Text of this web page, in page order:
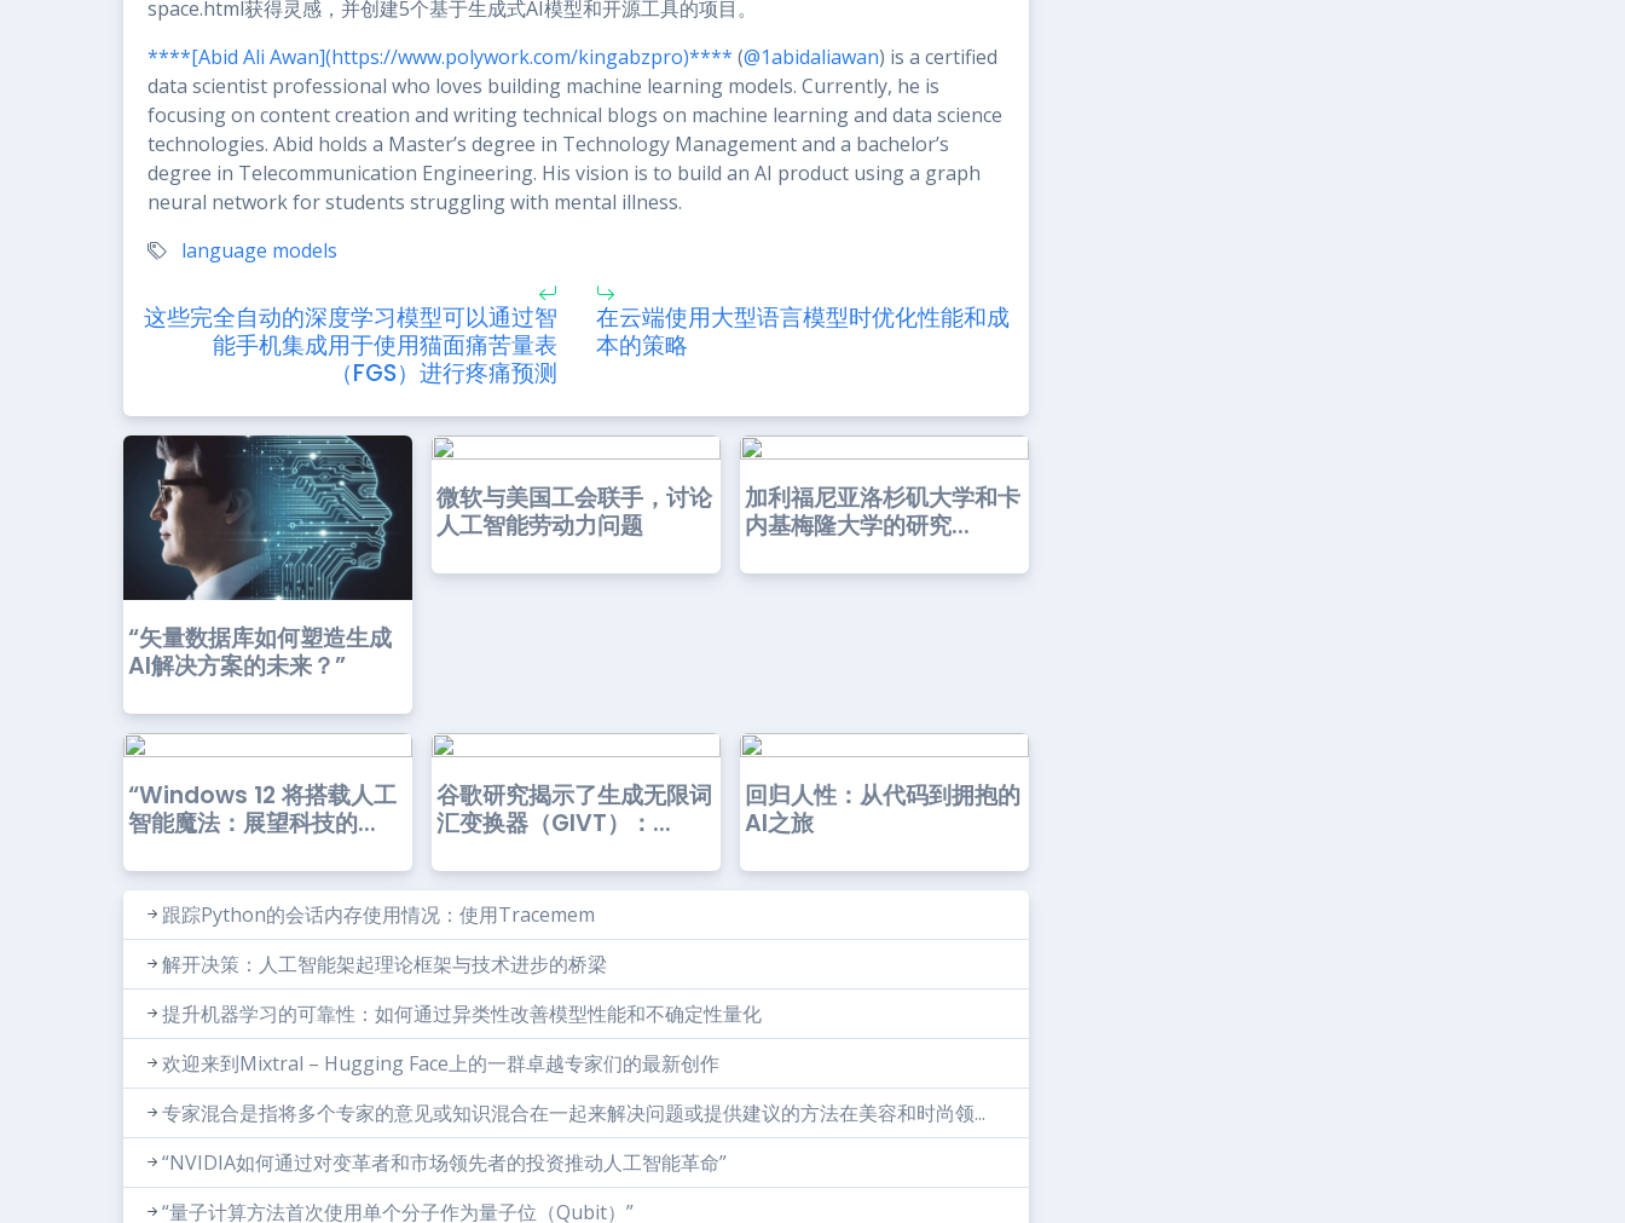
space.html获得灵感，并创建5个基于生成式AI模型和开源工具的项目。
****[Abid Ali Awan](https://www.polywork.com/kingabzpro)**** (@1abidaliawan) is a certified
data scientist professional who loves building machine learning models. Currently, he is
focusing on content creation and writing technical blogs on machine learning and data science
technologies. Abid holds a Master’s degree in Technology Management and a bachelor’s
degree in Telecommunication Engineering. His vision is to build an AI product using a graph
neural network for students struggling with mental illness.
language models
这些完全自动的深度学习模型可以通过智
能手机集成用于使用猫面痛苦量表
（FGS）进行疼痛预测
在云端使用大型语言模型时优化性能和成
本的策略
“矢量数据库如何塑造生成
AI解决方案的未来？”
微软与美国工会联手，讨论
人工智能劳动力问题
加利福尼亚洛杉矶大学和卡
内基梅隆大学的研究...
“Windows 12 将搭载人工
智能魔法：展望科技的...
谷歌研究揭示了生成无限词
汇变换器（GIVT）：...
回归人性：从代码到拥抱的
AI之旅
跟踪Python的会话内存使用情况：使用Tracemem
解开决策：人工智能架起理论框架与技术进步的桥梁
提升机器学习的可靠性：如何通过异类性改善模型性能和不确定性量化
欢迎来到Mixtral – Hugging Face上的一群卓越专家们的最新创作
专家混合是指将多个专家的意见或知识混合在一起来解决问题或提供建议的方法在美容和时尚领...
“NVIDIA如何通过对变革者和市场领先者的投资推动人工智能革命”
“量子计算方法首次使用单个分子作为量子位（Qubit）”